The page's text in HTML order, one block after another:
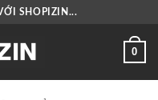
SHOPIZIN...
0